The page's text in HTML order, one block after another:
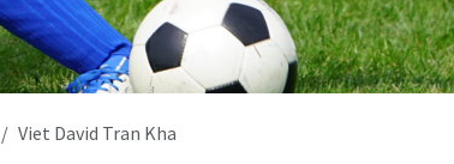
Viet David Tran Kha